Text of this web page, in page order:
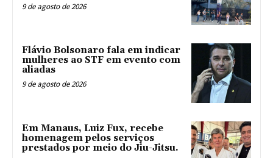
9 de agosto de 2026
Flávio Bolsonaro fala em indicar
mulheres ao STF em evento com
aliadas
9 de agosto de 2026
Em Manaus, Luiz Fux, recebe
homenagem pelos serviços
prestados por meio do Jiu-Jitsu.